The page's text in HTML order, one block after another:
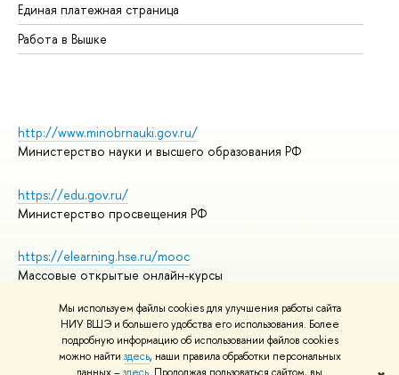
Мы используем файлы cookies для улучшения работы сайта
НИУ ВШЭ и большего удобства его использования. Более
подробную информацию об использовании файлов cookies
можно найти здесь, наши правила обработки персональных
Единая платежная страница
Работа в Вышке
http://www.minobrnauki.gov.ru/
Министерство науки и высшего образования РФ
https://edu.gov.ru/
Министерство просвещения РФ
https://elearning.hse.ru/mooc
Массовые открытые онлайн-курсы
© НИУ ВШЭ 1993–2026
Адреса и контакты
Условия использования материалов